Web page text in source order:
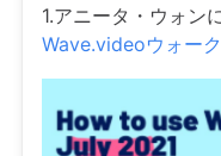
1.アニータ・ウォン
Wave.videoウォー